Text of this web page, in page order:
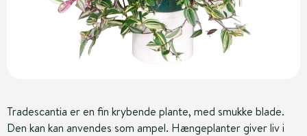
Tradescantia er en fin krybende plante, med smukke blade.
Den kan kan anvendes som ampel. Hængeplanter giver liv i